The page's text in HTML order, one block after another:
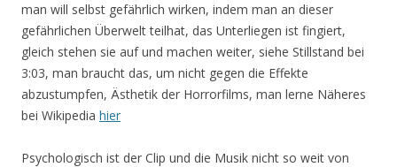
man will selbst gefährlich wirken, indem man an dieser
gefährlichen Überwelt teilhat, das Unterliegen ist fingiert,
gleich stehen sie auf und machen weiter, siehe Stillstand bei
3:03, man braucht das, um nicht gegen die Effekte
abzustumpfen, Ästhetik der Horrorfilms, man lerne Näheres
bei Wikipedia hier
Psychologisch ist der Clip und die Musik nicht so weit von